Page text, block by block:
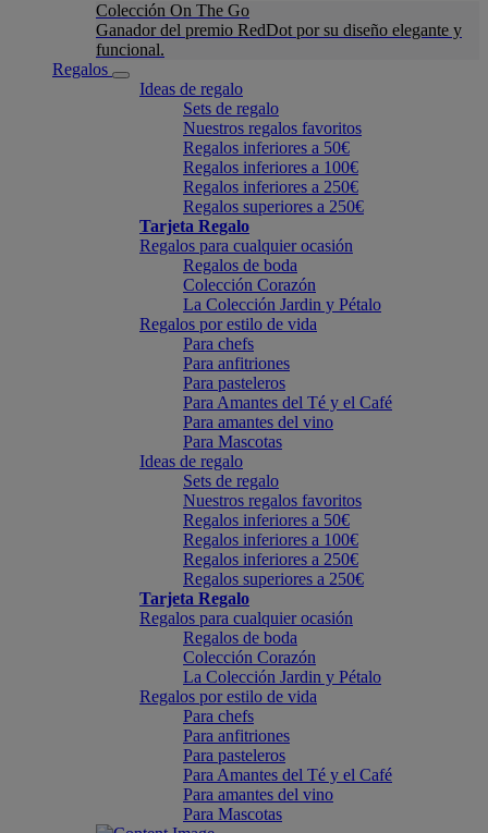
Colección On The Go
Ganador del premio RedDot por su diseño elegante y
funcional.
Regalos
Ideas de regalo
Sets de regalo
Nuestros regalos favoritos
Regalos inferiores a 50€
Regalos inferiores a 100€
Regalos inferiores a 250€
Regalos superiores a 250€
Tarjeta Regalo
Regalos para cualquier ocasión
Regalos de boda
Colección Corazón
La Colección Jardin y Pétalo
Regalos por estilo de vida
Para chefs
Para anfitriones
Para pasteleros
Para Amantes del Té y el Café
Para amantes del vino
Para Mascotas
Ideas de regalo
Sets de regalo
Nuestros regalos favoritos
Regalos inferiores a 50€
Regalos inferiores a 100€
Regalos inferiores a 250€
Regalos superiores a 250€
Tarjeta Regalo
Regalos para cualquier ocasión
Regalos de boda
Colección Corazón
La Colección Jardin y Pétalo
Regalos por estilo de vida
Para chefs
Para anfitriones
Para pasteleros
Para Amantes del Té y el Café
Para amantes del vino
Para Mascotas